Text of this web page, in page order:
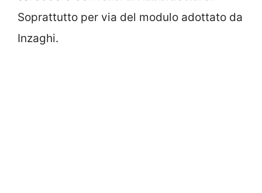
Soprattutto per via del modulo adottato da
Inzaghi.